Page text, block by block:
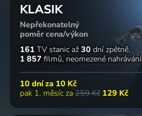
KLASIK
Nepřekonatelný
poměr cena/výkon
161 TV stanic až30 dní zpětně
1 857 filmů neomezené nahrávání
10 dní za 10 Kč
pak 1. měsíc za 259 Kč 129 Kč